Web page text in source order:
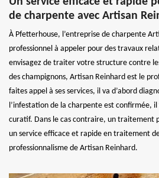
de charpente avec Artisan
À Pfetterhouse, l’entreprise de charpente
professionnel à appeler pour des travaux
envisagez de traiter votre structure contre
des champignons, Artisan Reinhard est le
faites appel à ses services, il va d’abord
l’infestation de la charpente est confirmée,
curatif. Dans le cas contraire, un traitement
un service efficace et rapide en traitement
professionnalisme de Artisan Reinhard.